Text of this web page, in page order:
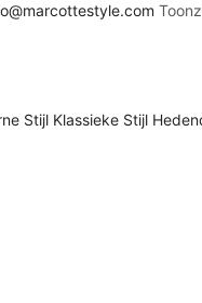
Stijl Klassieke Stijl